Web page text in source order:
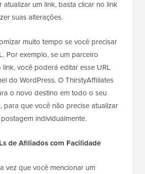
atualizar um link, basta clicar no link
suas alterações.
muito tempo se você precisar
Por exemplo, se um parceiro
você poderá editar esse URL
do WordPress. O ThirstyAffiliates
o novo destino em todo o seu
, para que você não precise atualizar
individualmente.
de Afiliados com Facilidade
vez que você mencionar um